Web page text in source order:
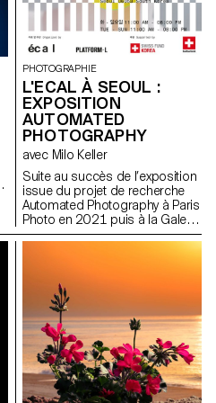
PHOTOGRAPHIE
L'ECAL À SEOUL :
EXPOSITION
AUTOMATED
PHOTOGRAPHY
avec Milo Keller
Suite au succès de l’exposition
issue du projet de recherche
Automated Photography à Paris
Photo en 2021 puis à la Galerie
l’elac en 2022, l’ECAL/Ecole
cantonale d’art de Lausanne
Seoul du 17 septembre au 8
octobre 2022, pour une
exposition audiovisuelle
immersive.